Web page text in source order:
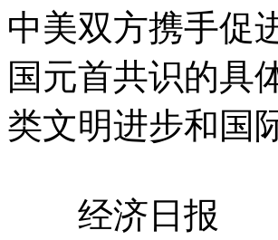
中美双方携手促
国元首共识的具
类文明进步和国
经济日报